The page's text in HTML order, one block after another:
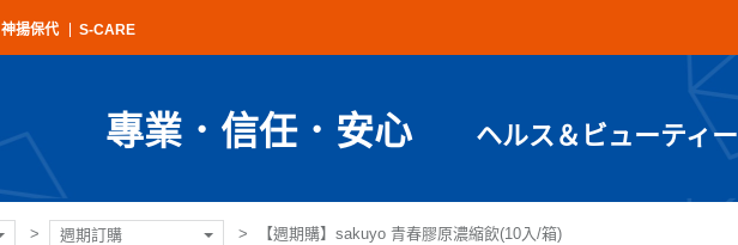
神揚保代 S-CARE
專業．信任．安心 ヘルス＆ビューティー
週期訂購 【週期購】sakuyo 青春膠原濃縮飲(10入/箱)